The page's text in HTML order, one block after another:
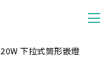
20W 下拉式筒形嵌燈